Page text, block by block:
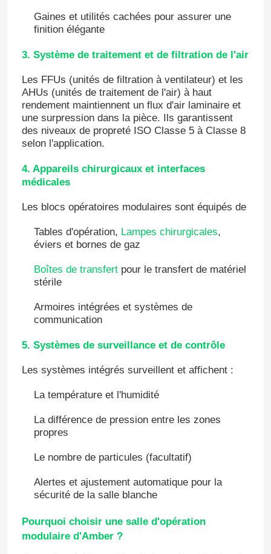
Visite d'usine
Contrôle de qualité
Contactez-nous
Nouvelles
Cas
Théâtre modulaire d'opération
Pièce propre modulaire
Porte automatique d'hôpital
table d'opération chirurgicale
Lumière chirurgicale de LED
Théâtre d'opération de chirurgie
Bloc opératoire de l'hôpital
Porte pharmaceutique de pièce propre
Gaines et utilités cachées pour assurer une
finition élégante
3. Système de traitement et de filtration de l'air
Les FFUs (unités de filtration à ventilateur) et les
AHUs (unités de traitement de l'air) à haut
rendement maintiennent un flux d'air laminaire et
une surpression dans la pièce. Ils garantissent
des niveaux de propreté ISO Classe 5 à Classe 8
selon l'application.
4. Appareils chirurgicaux et interfaces
médicales
Les blocs opératoires modulaires sont équipés de
Tables d'opération, Lampes chirurgicales,
éviers et bornes de gaz
Boîtes de transfertpour le transfert de matériel
stérile
Armoires intégrées et systèmes de
communication
5. Systèmes de surveillance et de contrôle
Les systèmes intégrés surveillent et affichent :
La température et l'humidité
La différence de pression entre les zones
propres
Le nombre de particules (facultatif)
Alertes et ajustement automatique pour la
sécurité de la salle blanche
Pourquoi choisir une salle d'opération
modulaire d'Amber ?